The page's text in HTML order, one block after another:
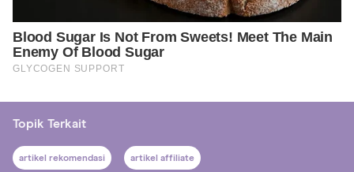
Topik Terkait
artikel rekomendasi artikel affiliate